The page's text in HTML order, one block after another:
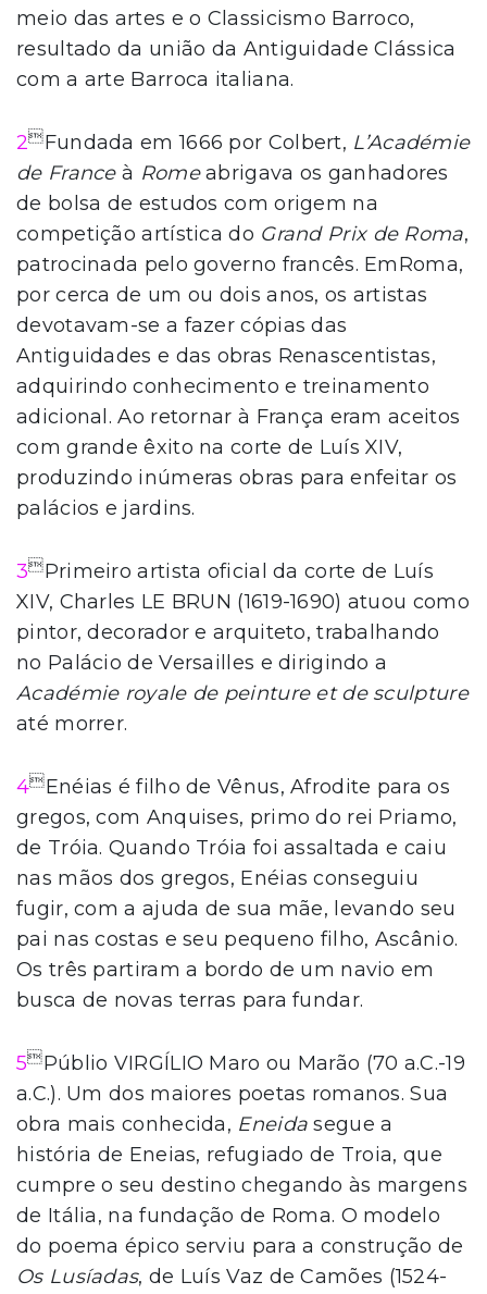
meio das artes e o Classicismo Barroco,
resultado da união da Antiguidade Clássica
com a arte Barroca italiana.
2Fundada em 1666 por Colbert, L’Académie
de Franceà Romeabrigava os ganhadores
de bolsa de estudos com origem na
competição artística do Grand Prix de Roma,
patrocinada pelo governo francês. EmRoma,
por cerca de um ou dois anos, os artistas
devotavam-se a fazer cópias das
Antiguidades e das obras Renascentistas,
adquirindo conhecimento e treinamento
adicional. Ao retornar à França eram aceitos
com grande êxito na corte de Luís XIV,
produzindo inúmeras obras para enfeitar os
palácios e jardins.
3Primeiro artista oficial da corte de Luís
XIV, Charles LE BRUN (1619-1690) atuou como
pintor, decorador e arquiteto, trabalhando
no Palácio de Versailles e dirigindo a
Académie royale de peinture et de sculpture
até morrer.
4Enéias é filho de Vênus, Afrodite para os
gregos, com Anquises, primo do rei Priamo,
de Tróia. Quando Tróia foi assaltada e caiu
nas mãos dos gregos, Enéias conseguiu
fugir, com a ajuda de sua mãe, levando seu
pai nas costas e seu pequeno filho, Ascânio.
Os três partiram a bordo de um navio em
busca de novas terras para fundar.
5Públio VIRGÍLIO Maro ou Marão (70 a.C.-19
a.C.). Um dos maiores poetas romanos. Sua
obra mais conhecida, Eneida segue a
história de Eneias, refugiado de Troia, que
cumpre o seu destino chegando às margens
de Itália, na fundação de Roma. O modelo
do poema épico serviu para a construção de
Os Lusíadas, de Luís Vaz de Camões (1524-